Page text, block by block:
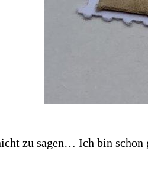
zu sagen… Ich bin schon